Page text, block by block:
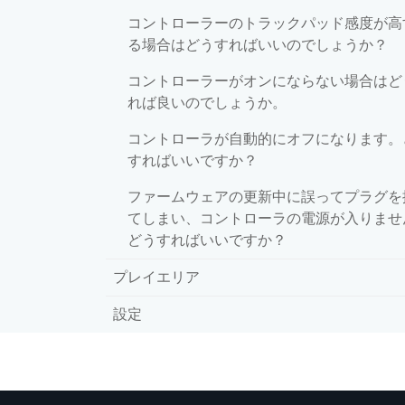
コントローラーのトラックパッド感度が
る場合はどうすればいいのでしょうか？
コントローラーがオンにならない場合はど
れば良いのでしょうか。
コントローラが自動的にオフになります。
すればいいですか？
ファームウェアの更新中に誤ってプラグを
てしまい、コントローラの電源が入りませ
どうすればいいですか？
プレイエリア
設定